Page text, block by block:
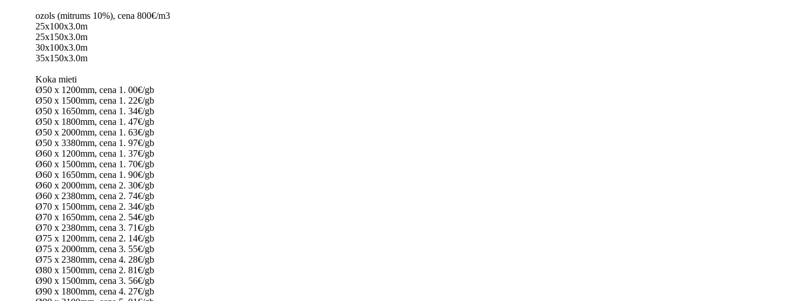
ozols (mitrums 10%), cena 800€/m3
25x100x3.0m
25x150x3.0m
30x100x3.0m
35x150x3.0m
Koka mieti
Ø50 x 1200mm, cena 1. 00€/gb
Ø50 x 1500mm, cena 1. 22€/gb
Ø50 x 1650mm, cena 1. 34€/gb
Ø50 x 1800mm, cena 1. 47€/gb
Ø50 x 2000mm, cena 1. 63€/gb
Ø50 x 3380mm, cena 1. 97€/gb
Ø60 x 1200mm, cena 1. 37€/gb
Ø60 x 1500mm, cena 1. 70€/gb
Ø60 x 1650mm, cena 1. 90€/gb
Ø60 x 2000mm, cena 2. 30€/gb
Ø60 x 2380mm, cena 2. 74€/gb
Ø70 x 1500mm, cena 2. 34€/gb
Ø70 x 1650mm, cena 2. 54€/gb
Ø70 x 2380mm, cena 3. 71€/gb
Ø75 x 1200mm, cena 2. 14€/gb
Ø75 x 2000mm, cena 3. 55€/gb
Ø75 x 2380mm, cena 4. 28€/gb
Ø80 x 1500mm, cena 2. 81€/gb
Ø90 x 1500mm, cena 3. 56€/gb
Ø90 x 1800mm, cena 4. 27€/gb